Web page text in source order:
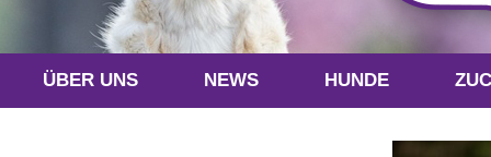
ÜBER UNS NEWS HUNDE